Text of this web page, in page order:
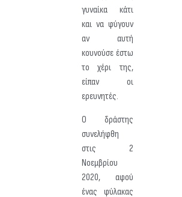
γυναίκα κάτι
και να φύγουν
αν αυτή
κουνούσε έστω
το χέρι της,
είπαν οι
ερευνητές.
Ο δράστης
συνελήφθη
στις 2
Νοεμβρίου
2020, αφού
ένας φύλακας